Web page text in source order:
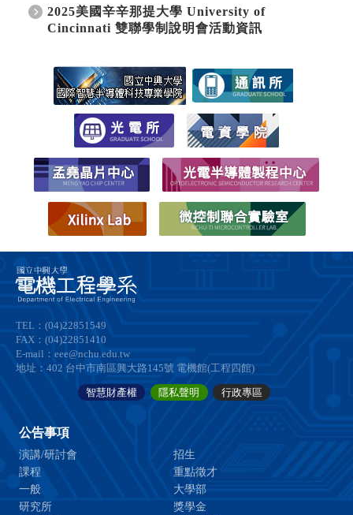
TEL：(04)22851549
FAX：(04)22851410
E-mail：eee@nchu.edu.tw
地址：402 台中市南區興大路145號 電機館(工程四館)
智慧財產權 隱私聲明 行政專區
公告事項
演講/研討會
招生
課程
重點徵才
一般
大學部
研究所
獎學金